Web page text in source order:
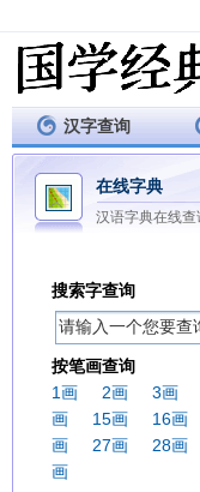
汉字查询
在线字典
汉语字典在线查
搜索字查询
按笔画查询
1画
2画 3画
画
15画 16画
画
27画 28画
画